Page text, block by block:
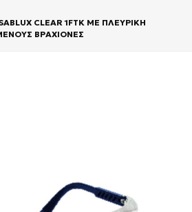
CLEAR 1FTK ΜΕ ΠΛΕΥΡΙΚΗ
ΒΡΑΧΙΟΝΕΣ